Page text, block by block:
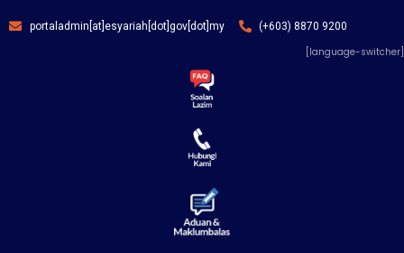
portaladmin[at]esyariah[dot]gov[dot]my (+603) 8870 9200
[language-switcher]